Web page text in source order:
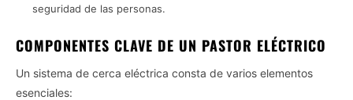
seguridad de las personas.
COMPONENTES CLAVE DE UN PASTOR ELÉCTRICO
Un sistema de cerca eléctrica consta de varios elementos
esenciales: